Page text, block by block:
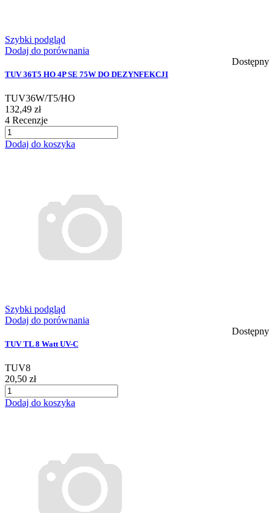
Szybki podgląd
Dodaj do porównania
Dostępny
TUV 36T5 HO 4P SE 75W DO DEZYNFEKCJI
TUV36W/T5/HO
132,49 zł
4 Recenzje
Dodaj do koszyka
Szybki podgląd
Dodaj do porównania
Dostępny
TUV TL 8 Watt UV-C
TUV8
20,50 zł
Dodaj do koszyka